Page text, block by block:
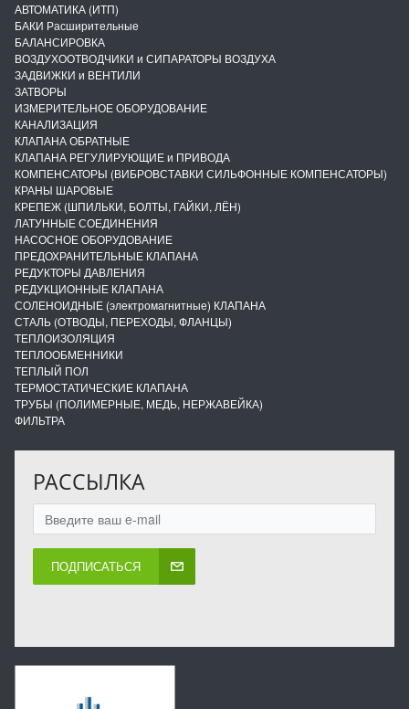
АВТОМАТИКА (ИТП)
БАКИ Расширительные
БАЛАНСИРОВКА
ВОЗДУХООТВОДЧИКИ и СИПАРАТОРЫ ВОЗДУХА
ЗАДВИЖКИ и ВЕНТИЛИ
ЗАТВОРЫ
ИЗМЕРИТЕЛЬНОЕ ОБОРУДОВАНИЕ
КАНАЛИЗАЦИЯ
КЛАПАНА ОБРАТНЫЕ
КЛАПАНА РЕГУЛИРУЮЩИЕ и ПРИВОДА
КОМПЕНСАТОРЫ (ВИБРОВСТАВКИ СИЛЬФОННЫЕ КОМПЕНСАТОРЫ)
КРАНЫ ШАРОВЫЕ
КРЕПЕЖ (ШПИЛЬКИ, БОЛТЫ, ГАЙКИ, ЛЁН)
ЛАТУННЫЕ СОЕДИНЕНИЯ
НАСОСНОЕ ОБОРУДОВАНИЕ
ПРЕДОХРАНИТЕЛЬНЫЕ КЛАПАНА
РЕДУКТОРЫ ДАВЛЕНИЯ
РЕДУКЦИОННЫЕ КЛАПАНА
СОЛЕНОИДНЫЕ (электромагнитные) КЛАПАНА
СТАЛЬ (ОТВОДЫ, ПЕРЕХОДЫ, ФЛАНЦЫ)
ТЕПЛОИЗОЛЯЦИЯ
ТЕПЛООБМЕННИКИ
ТЕПЛЫЙ ПОЛ
ТЕРМОСТАТИЧЕСКИЕ КЛАПАНА
ТРУБЫ (ПОЛИМЕРНЫЕ, МЕДЬ, НЕРЖАВЕЙКА)
ФИЛЬТРА
РАССЫЛКА
ПОДПИСАТЬСЯ